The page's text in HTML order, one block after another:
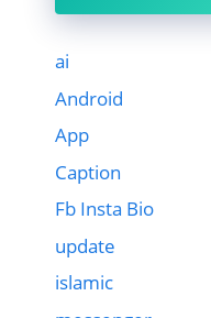
ai
Android
App
Caption
Fb Insta Bio
update
islamic